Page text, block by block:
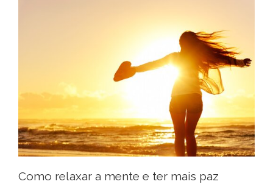
Como relaxar a mente e ter mais paz